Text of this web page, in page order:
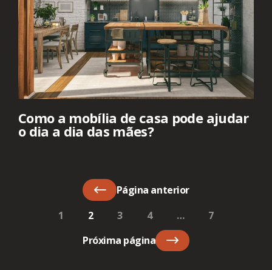
Como a mobília de casa pode ajudar
o dia a dia das mães?
Página anterior
1
2 3 4 …
7
Próxima página